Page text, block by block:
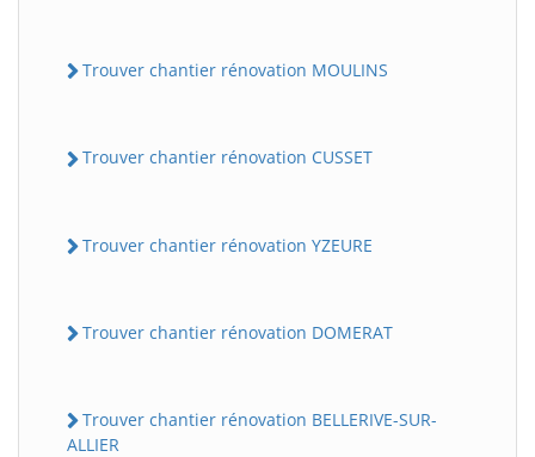
Trouver chantier rénovation MOULINS
Trouver chantier rénovation CUSSET
Trouver chantier rénovation YZEURE
Trouver chantier rénovation DOMERAT
Trouver chantier rénovation BELLERIVE-SUR-
ALLIER